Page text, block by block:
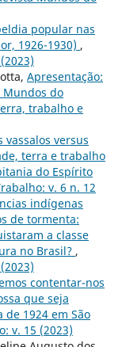
popular nas
1926-1930) ,
Apresentação:
Mundos do
trabalho e
vassalos versus
terra e trabalho
do Espírito
v. 6 n. 12
indígenas
de tormenta:
a classe
no Brasil? ,
contentar-nos
que seja
de 1924 em São
v. 15 (2023)